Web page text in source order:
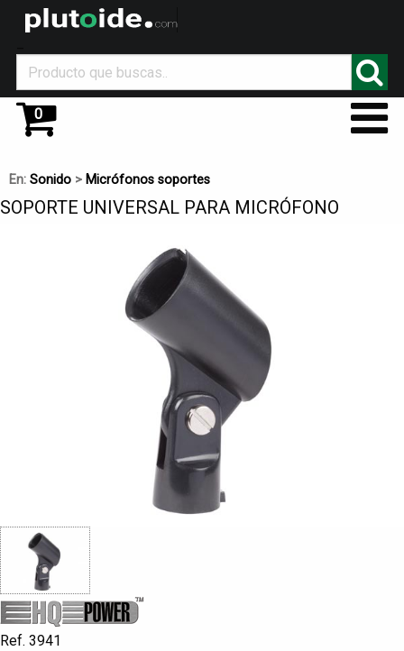
0
En: Sonido > Micrófonos soportes
SOPORTE UNIVERSAL PARA MICRÓFONO
Ref. 3941